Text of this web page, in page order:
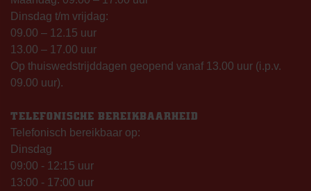
Dinsdag t/m vrijdag:
09.00 – 12.15 uur
13.00 – 17.00 uur
Op thuiswedstrijddagen geopend vanaf 13.00 uur (i.p.v.
09.00 uur).
TELEFONISCHE BEREIKBAARHEID
Telefonisch bereikbaar op:
Dinsdag
09:00 - 12:15 uur
13:00 - 17:00 uur